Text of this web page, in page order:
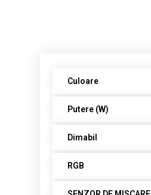
Culoare
Putere (W)
Dimabil
RGB